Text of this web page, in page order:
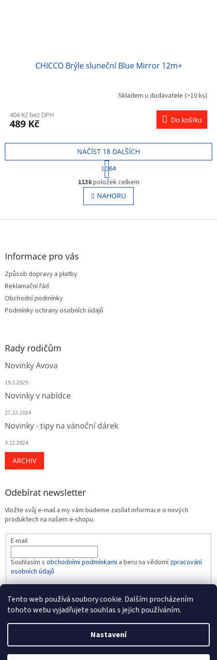
Tento web používá soubory cookie. Dalším procházením
tohoto webu vyjadřujete souhlas s jejich používáním.
Nastavení
CHICCO Brýle sluneční Blue Mirror 12m+
Skladem u dodavatele (>10 ks)
404 Kč bez DPH
489 Kč Do košíku
O
v
l
á
a
NAČÍST 18 DALŠÍCH
S
t
r
á
n
k
v
1 64
1136položek celkem
NAHORU
Z
Informace pro vás
Způsob dopravy a platby
Reklamační řád
Obchodní podmínky
Podmínky ochrany osobních údajů
Rady rodičům
Novinky Avova
19.2.2025
Novinky v nabídce
27.12.2024
Novinky - tipy na vánoční dárek
3.12.2024
ARCHIV
Odebírat newsletter
Vložte svůj e-mail a my vám budeme zasílat informace o nových
produktech na našem e-shopu.
E-mail
Souhlasím s obchodními podmínkami a beru na vědomízpracování
osobních údajů
PŘIHLÁSIT SE
Vytvořil Shoptet